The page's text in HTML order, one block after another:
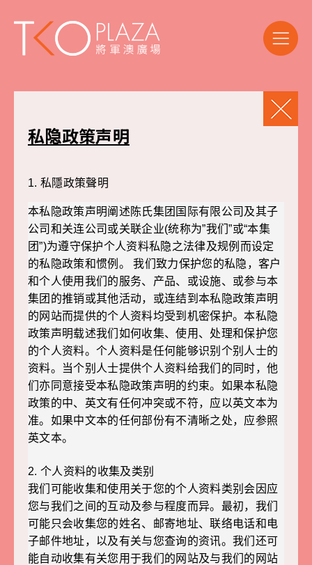
私隐政策声明
1. 私隱政策聲明
本私隐政策声明阐述陈氏集团国际有限公司及其子
公司和关连公司或关联企业(统称为”我们”或“本集
团”)为遵守保护个人资料私隐之法律及规例而设定
的私隐政策和惯例。 我们致力保护您的私隐，客户
和个人使用我们的服务、产品、或设施、或参与本
集团的推销或其他活动，或连结到本私隐政策声明
的网站而提供的个人资料均受到机密保护。本私隐
政策声明载述我们如何收集、使用、处理和保护您
的个人资料。个人资料是任何能够识别个别人士的
资料。当个别人士提供个人资料给我们的同时，他
们亦同意接受本私隐政策声明的约束。如果本私隐
政策的中、英文有任何冲突或不符，应以英文本为
准。如果中文本的任何部份有不清晰之处，应参照
英文本。
2. 个人资料的收集及类别
我们可能收集和使用关于您的个人资料类别会因应
您与我们之间的互动及参与程度而异。最初，我们
可能只会收集您的姓名、邮寄地址、联络电话和电
子邮件地址，以及有关与您查询的资讯。我们还可
能自动收集有关您用于我们的网站及与我们的网站